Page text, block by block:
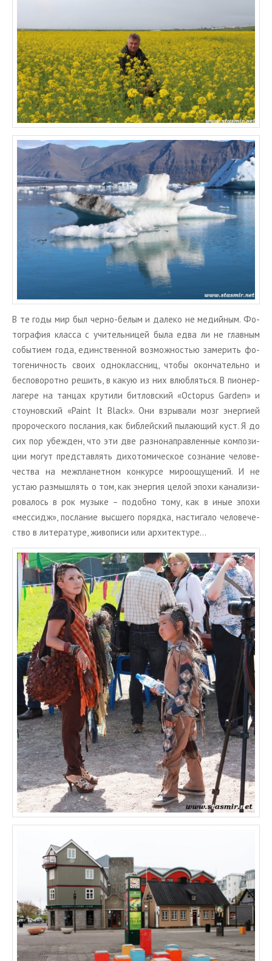
В те годы мир был черно-белым и да­ле­ко не ме­дий­ным. Фо­
то­гра­фия клас­са с учи­тель­ни­цей была едва ли не глав­ным
со­бы­ти­ем года, един­ствен­ной воз­мож­но­стью за­ме­рить фо­
то­ге­нич­ность своих од­но­класс­ниц, чтобы окон­ча­тель­но и
бес­по­во­рот­но ре­шить, в какую из них влюб­лять­ся. В пи­о­нер­
ла­ге­ре на тан­цах кру­ти­ли бит­лов­ский «Octopus Garden» и
сто­унов­ский «Paint It Black». Они взры­ва­ли мозг энер­ги­ей
про­ро­че­ско­го по­сла­ния, как биб­лей­ский пы­ла­ю­щий куст. Я до
сих пор убеж­ден, что эти две раз­но­на­прав­лен­ные ком­по­зи­
ции могут пред­став­лять ди­хо­то­ми­че­ское со­зна­ние че­ло­ве­
че­ства на меж­пла­нет­ном кон­кур­се ми­ро­ощу­ще­ний. И не
устаю раз­мыш­лять о том, как энер­гия целой эпохи ка­на­ли­зи­
ро­ва­лось в рок му­зы­ке – по­доб­но тому, как в иные эпохи
«мес­сидж», по­сла­ние выс­ше­го по­ряд­ка, на­сти­га­ло че­ло­ве­че­
ство в ли­те­ра­ту­ре, жи­во­пи­си или ар­хи­тек­ту­ре…